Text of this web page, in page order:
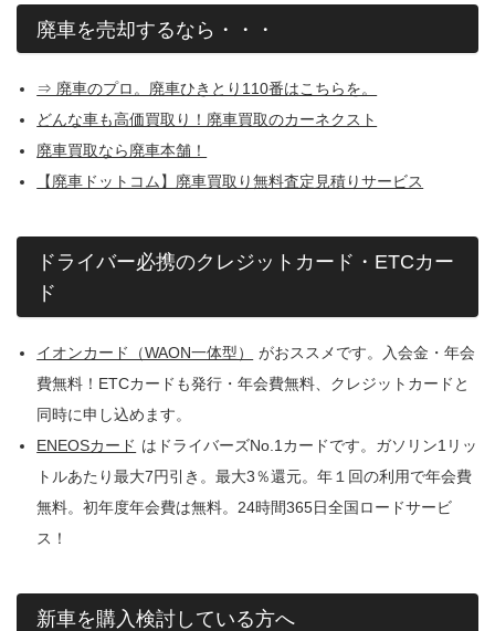
廃車を売却するなら・・・
⇒ 廃車のプロ。廃車ひきとり110番はこちらを。
どんな車も高価買取り！廃車買取のカーネクスト
廃車買取なら廃車本舗！
【廃車ドットコム】廃車買取り無料査定見積りサービス
ドライバー必携のクレジットカード・ETCカー
ド
イオンカード（WAON一体型）
がおススメです。入会金・年会
費無料！ETCカードも発行・年会費無料、クレジットカードと
同時に申し込めます。
ENEOSカード はドライバーズNo.1カードです。ガソリン1リッ
トルあたり最大7円引き。最大3％還元。年１回の利用で年会費
無料。初年度年会費は無料。24時間365日全国ロードサービ
ス！
新車を購入検討している方へ